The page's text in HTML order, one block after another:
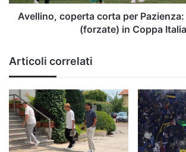
Avellino, coperta corta per
(forzate) in Coppa Italia
Articoli correlati